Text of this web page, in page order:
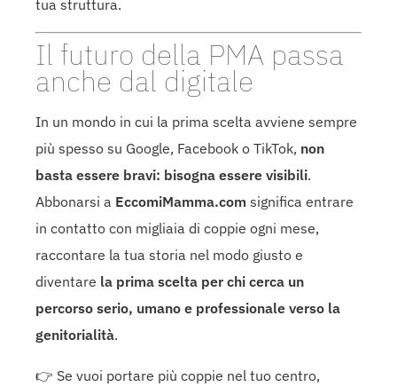
tua struttura.
Il futuro della PMA passa
anche dal digitale
In un mondo in cui la prima scelta avviene sempre
più spesso su Google, Facebook o TikTok, non
basta essere bravi: bisogna essere visibili.
Abbonarsi a EccomiMamma.com significa entrare
in contatto con migliaia di coppie ogni mese,
raccontare la tua storia nel modo giusto e
diventare la prima scelta per chi cerca un
percorso serio, umano e professionale verso la
genitorialità.
👉 Se vuoi portare più coppie nel tuo centro,